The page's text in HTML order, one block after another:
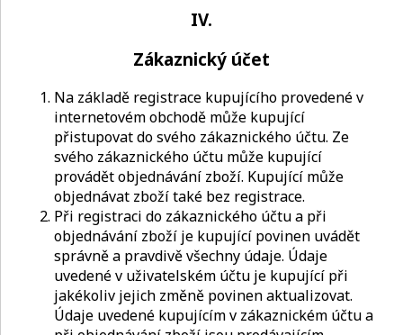
IV.
Zákaznický účet
Na základě registrace kupujícího provedené v
internetovém obchodě může kupující
přistupovat do svého zákaznického účtu. Ze
svého zákaznického účtu může kupující
provádět objednávání zboží. Kupující může
objednávat zboží také bez registrace.
Při registraci do zákaznického účtu a při
objednávání zboží je kupující povinen uvádět
správně a pravdivě všechny údaje. Údaje
uvedené v uživatelském účtu je kupující při
jakékoliv jejich změně povinen aktualizovat.
Údaje uvedené kupujícím v zákaznickém účtu a